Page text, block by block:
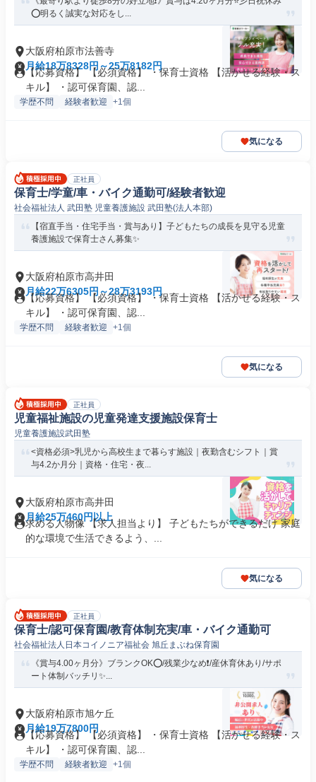
⭕明るく誠実な対応をし...
大阪府柏原市法善寺
月給18万8328円～25万8182円
【応募資格】 【必須資格】 ・保育士資格 【活かせる経験・ス
キル】 ・認可保育園、認...
学歴不問 経験者歓迎 +1個
気になる
正社員
保育士/学童/車・バイク通勤可/経験者歓迎
社会福祉法人 武田塾 児童養護施設 武田塾(法人本部)
【宿直手当・住宅手当・賞与あり】子どもたちの成長を見守る児童
養護施設で保育士さん募集✨
大阪府柏原市高井田
月給22万6305円～28万3193円
【応募資格】 【必須資格】 ・保育士資格 【活かせる経験・ス
キル】 ・認可保育園、認...
学歴不問 経験者歓迎 +1個
気になる
正社員
児童福祉施設の児童発達支援施設保育士
児童養護施設武田塾
<資格必須>乳児から高校生まで暮らす施設｜夜勤含むシフト｜賞
与4.2か月分｜資格・住宅・夜...
大阪府柏原市高井田
月給25万460円以上
求める人物像 【求人担当より】 子どもたちができるだけ 家庭
的な環境で生活できるよう、...
気になる
正社員
保育士/認可保育園/教育体制充実/車・バイク通勤可
社会福祉法人日本コイノニア福祉会 旭丘まぶね保育園
《賞与4.00ヶ月分》ブランクOK⭕/残業少なめ❗️/産休育休あり/サポ
ート体制バッチリ✨...
大阪府柏原市旭ケ丘
月給19万7800円
【応募資格】 【必須資格】 ・保育士資格 【活かせる経験・ス
キル】 ・認可保育園、認...
学歴不問 経験者歓迎 +1個